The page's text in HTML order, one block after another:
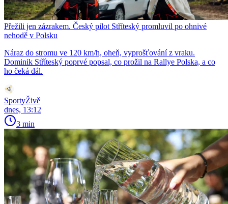
Přežili jen zázrakem. Český pilot Stříteský promluvil po ohnivé
nehodě v Polsku
Náraz do stromu ve 120 km/h, oheň, vyprošťování z vraku.
Dominik Stříteský poprvé popsal, co prožil na Rallye Polska, a co
ho čeká dál.
SportyŽivě
dnes, 13:12
3 min